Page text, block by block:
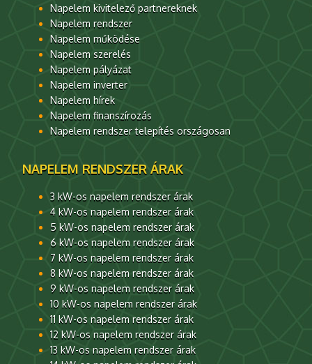
Napelem kivitelező partnereknek
Napelem rendszer
Napelem működése
Napelem szerelés
Napelem pályázat
Napelem inverter
Napelem hírek
Napelem finanszírozás
Napelem rendszer telepítés országosan
NAPELEM RENDSZER ÁRAK
3 kW-os napelem rendszer árak
4 kW-os napelem rendszer árak
5 kW-os napelem rendszer árak
6 kW-os napelem rendszer árak
7 kW-os napelem rendszer árak
8 kW-os napelem rendszer árak
9 kW-os napelem rendszer árak
10 kW-os napelem rendszer árak
11 kW-os napelem rendszer árak
12 kW-os napelem rendszer árak
13 kW-os napelem rendszer árak